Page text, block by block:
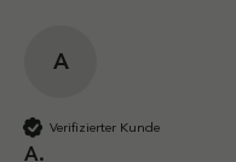
A
Verifizierter Kunde
A.